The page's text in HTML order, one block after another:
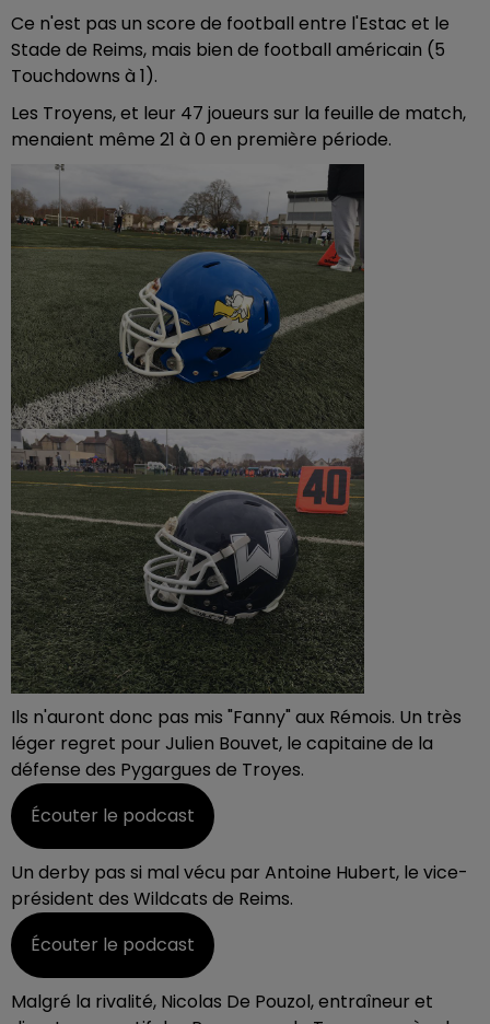
Ce n'est pas un score de football entre l'Estac et le
Stade de Reims, mais bien de football américain (5
Touchdowns à 1).
Les Troyens, et leur 47 joueurs sur la feuille de match,
menaient même 21 à 0 en première période.
Ils n'auront donc pas mis "Fanny" aux Rémois. Un très
léger regret pour Julien Bouvet, le capitaine de la
défense des Pygargues de Troyes.
Écouter le podcast
Un derby pas si mal vécu par Antoine Hubert, le vice-
président des Wildcats de Reims.
Écouter le podcast
Malgré la rivalité, Nicolas De Pouzol, entraîneur et